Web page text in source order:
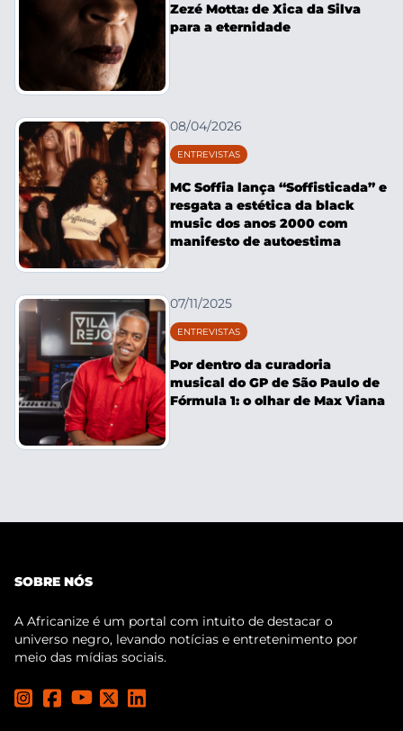
Zezé Motta: de Xica da Silva
para a eternidade
08/04/2026
ENTREVISTAS
MC Soffia lança “Soffisticada” e
resgata a estética da black
music dos anos 2000 com
manifesto de autoestima
07/11/2025
ENTREVISTAS
Por dentro da curadoria
musical do GP de São Paulo de
Fórmula 1: o olhar de Max Viana
SOBRE NÓS
A Africanize é um portal com intuito de destacar o
universo negro, levando notícias e entretenimento por
meio das mídias sociais.